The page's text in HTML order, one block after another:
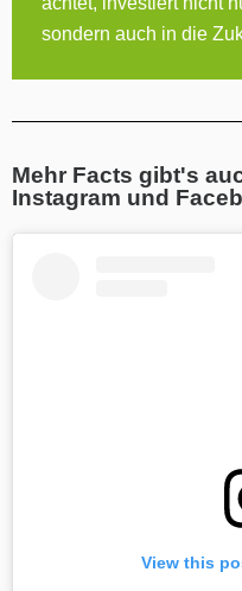
sondern auch in die
Mehr Facts gibt's
Instagram und
View this